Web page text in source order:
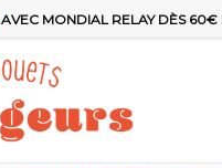
AVEC MONDIAL RELAY DÈS 60€